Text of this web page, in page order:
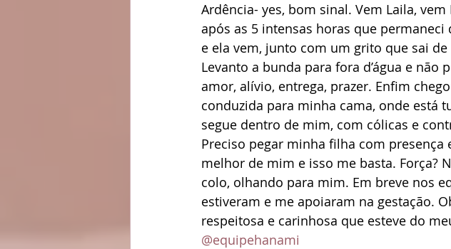
Ardência- yes, bom sinal. Vem Laila,
após as 5 intensas horas que
e ela vem, junto com um grito que sai
Levanto a bunda para fora d’água e não
amor, alívio, entrega, prazer. Enfim
conduzida para minha cama, onde está
segue dentro de mim, com cólicas e
Preciso pegar minha filha com
melhor de mim e isso me basta. Força?
colo, olhando para mim. Em breve nos
estiveram e me apoiaram na gestação.
respeitosa e carinhosa que esteve do
@equipehanami